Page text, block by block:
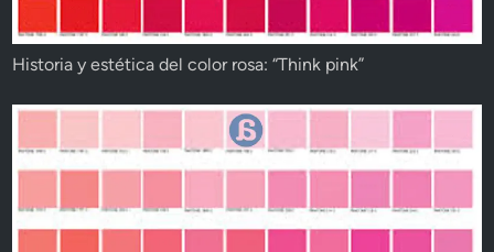
Historia y estética del color rosa: “Think pink”